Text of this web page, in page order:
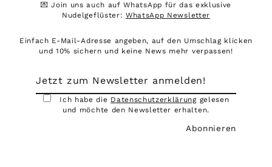
💌 Join uns auch auf WhatsApp für das exklusive
Nudelgeflüster: WhatsApp Newsletter
Einfach E-Mail-Adresse angeben, auf den Umschlag klicken
und 10% sichern und keine News mehr verpassen!
zum
Newsletter
anmelden!Ich habe die Datenschutzerklärunggelesen
und möchte den Newsletter erhalten.
Abonnieren